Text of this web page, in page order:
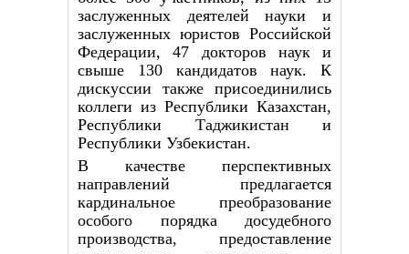
заслуженных деятелей науки и
заслуженных юристов Российской
Федерации, 47 докторов наук и
свыше 130 кандидатов наук. К
дискуссии также присоединились
коллеги из Республики Казахстан,
Республики Таджикистан и
Республики Узбекистан.
В качестве перспективных
направлений предлагается
кардинальное преобразование
особого порядка досудебного
производства, предоставление